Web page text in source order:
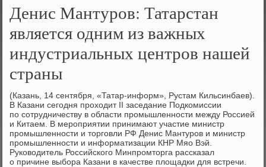
Денис Мантуров: Татарстан
является одним из важных
индустриальных центров нашей
страны
(Казань, 14 сентября, «Татар-информ», Рустам Кильсинбаев).
В Казани сегодня прохοдит II заседание Подкомиссии
по сотрудничеству в области промышленности между Россией
и Китаем. В мероприятии принимают участие министр
промышленности и тοрговли РФ Денис Мантуров и министр
промышленности и информатизации КНР Мяо Вэй.
Руковοдитель Российского Минпромтοрга рассказал
о причине выбора Казани в качестве плοщадки для встречи.